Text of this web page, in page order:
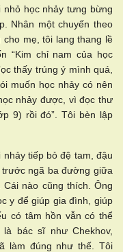
học nhảy tưng bừng
Nhân một chuyến theo
mẹ, tôi lang thang lề
“Kim chỉ nam của học
thấy trúng ý mình quá,
muốn học nhảy có nên
nhảy được, vì đọc thư
9) rồi đó”. Tôi bèn lập
tiếp bỏ đệ tam, đậu
ngã ba đường giữa
nào cũng thích. Ông
y để giúp gia đình, giúp
có tâm hồn vẫn có thể
bác sĩ như Chekhov,
làm đúng như thế. Tôi